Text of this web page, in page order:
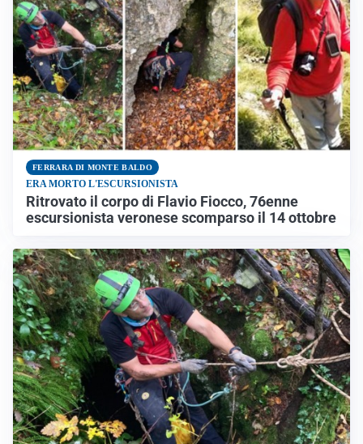
FERRARA DI MONTE BALDO
ERA MORTO L'ESCURSIONISTA
Ritrovato il corpo di Flavio Fiocco, 76enne
escursionista veronese scomparso il 14 ottobre